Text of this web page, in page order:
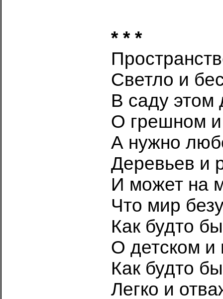
* * *
Светло и
В саду этом
О грешном
А нужно
Деревьев и
И может на
Что мир
Как будто
О детском и
Как будто
Легко и